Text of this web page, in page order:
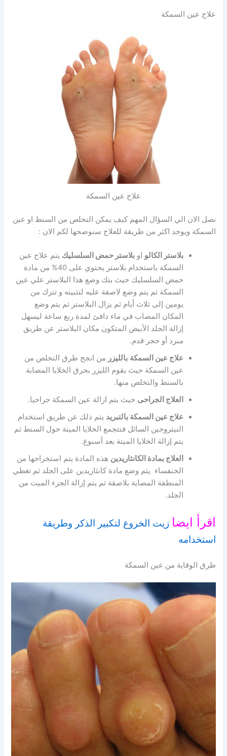
علاج عين السمكة
علاج عين السمكة
نصل الان الي السؤال المهم كيف يمكن التخلص من السنط او عين
السمكة ويوجد اكثر من طريقة للعلاج سنوضحها لكم الان :
بلاستر الكالو اوبلاستر حمض السلسليك يتم علاج عين
السمكة باستخدام بلاستر يحتوي على 40% من مادة
حمض السلسليك حيث يتك وضع هذا البلاستر علي عين
السمكة ثم يتم وضع لاصقة عليه لتثبيته و تترك من
يومين إلى ثلاث أيام ثم يزال البلاستر ثم يتم وضع
المكان المصاب في ماء دافئ لمدة ربع ساعة ليسهل
إزالة الجلد الأبيض المتكون مكان البلاستر عن طريق
مبرد أو حجر قدم.
علاج عين السمكة بالليزر من انجح طرق التخلص من
عين السمكة حيث يقوم الليزر بحرق الخلايا المصابة
بالسنط والتخلص منها.
العلاج الجراحى حيث يتم ازالة عين السمكة جراحيا.
علاج عين السمكة بالتبريد يتم ذلك عن طريق استخدام
النيتروجين السائل فتتجمع الخلايا الميتة حول السنط ثم
يتم إزالة الخلايا الميتة بعد أسبوع.
العلاج بمادة الكانثاريدين هذه المادة يتم استخراجها من
الخنفساء يتم وضع مادة كانثاريدين على الجلد ثم تغطي
المنطقة المصابة بلاصقة ثم يتم إزالة الجزء الميت من
الجلد.
اقرأ ايضا زيت الخروع لتكبير الذكر وطريقة
استخدامه
طرق الوقاية من عين السمكة